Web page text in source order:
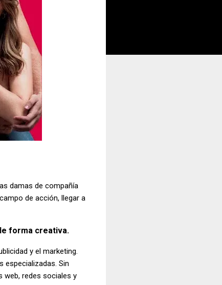
damas de compañía
de acción, llegar a
forma creativa.
y el marketing.
especializadas. Sin
web, redes sociales y